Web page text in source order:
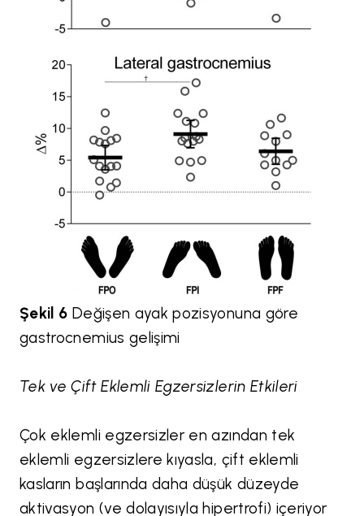
Şekil 6 Değişen ayak pozisyonuna göre
gastrocnemius gelişimi
Tek ve Çift Eklemli Egzersizlerin Etkileri
Çok eklemli egzersizler en azından tek
eklemli egzersizlere kıyasla, çift eklemli
kasların başlarında daha düşük düzeyde
aktivasyon (ve dolayısıyla hipertrofi) içeriyor